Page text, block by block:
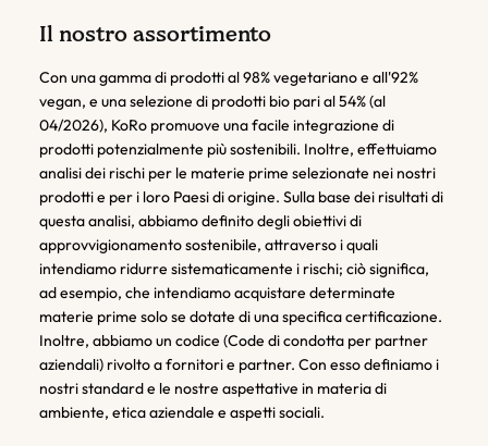
Il nostro assortimento
Con una gamma di prodotti al 98% vegetariano e all'92%
vegan, e una selezione di prodotti bio pari al 54% (al
04/2026), KoRo promuove una facile integrazione di
prodotti potenzialmente più sostenibili. Inoltre, effettuiamo
analisi dei rischi per le materie prime selezionate nei nostri
prodotti e per i loro Paesi di origine. Sulla base dei risultati di
questa analisi, abbiamo definito degli obiettivi di
approvvigionamento sostenibile, attraverso i quali
intendiamo ridurre sistematicamente i rischi; ciò significa,
ad esempio, che intendiamo acquistare determinate
materie prime solo se dotate di una specifica certificazione.
Inoltre, abbiamo un codice (Code di condotta per partner
aziendali) rivolto a fornitori e partner. Con esso definiamo i
nostri standard e le nostre aspettative in materia di
ambiente, etica aziendale e aspetti sociali.